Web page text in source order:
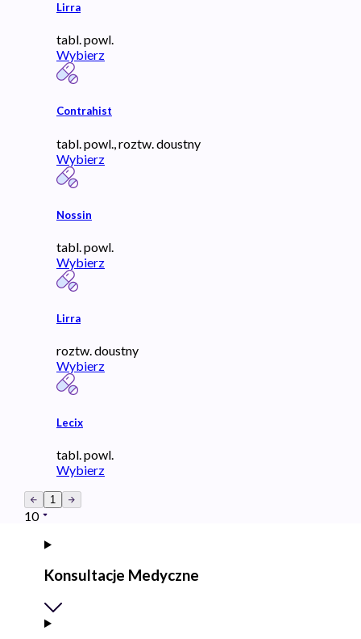
Lirra
tabl. powl.
Wybierz
Contrahist
tabl. powl., roztw. doustny
Wybierz
Nossin
tabl. powl.
Wybierz
Lirra
roztw. doustny
Wybierz
Lecix
tabl. powl.
Wybierz
1
10
Konsultacje Medyczne